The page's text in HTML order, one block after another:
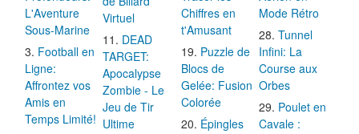
L'Aventure
Sous-Marine
Football en
Ligne:
Affrontez vos
Amis en
Temps Limité!
Virtuel
DEAD
TARGET:
Apocalypse
Zombie - Le
Jeu de Tir
Ultime
Chiffres en
t'Amusant
Puzzle de
Blocs de
Gelée: Fusion
Colorée
Épingles
Mode Rétro
Tunnel
Infini: La
Course aux
Orbes
Poulet en
Cavale :